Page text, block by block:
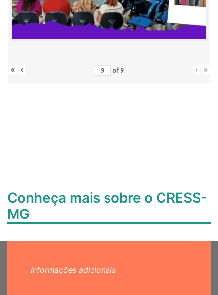
« ‹ of 9 › »
Conheça mais sobre o CRESS-
MG
Informações adicionais